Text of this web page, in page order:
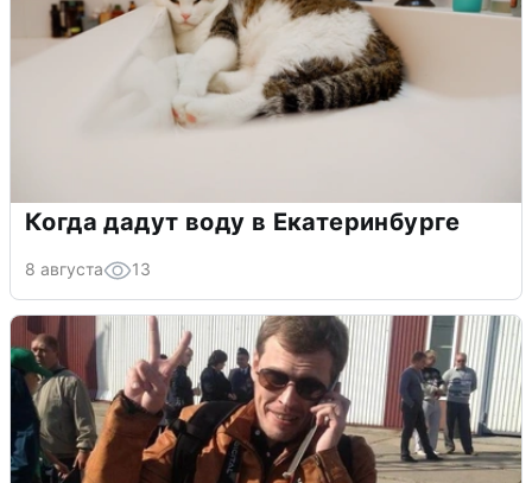
Когда дадут воду в Екатеринбурге
8 августа 13